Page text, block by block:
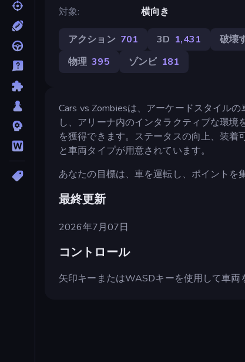
対象
横向き
アクション 701 3D 1,431 破壊
物理 395 ゾンビ 181
Cars vs Zombiesは、アーケードスタイル
し、アリーナ内のインタラクティブな環
を獲得できます。ステータスの向上、装
と車両タイプが用意されています。
あなたの目標は、車を運転し、ポイントを
最終更新
2026年7月07日
コントロール
矢印キーまたはWASDキーを使用して車両